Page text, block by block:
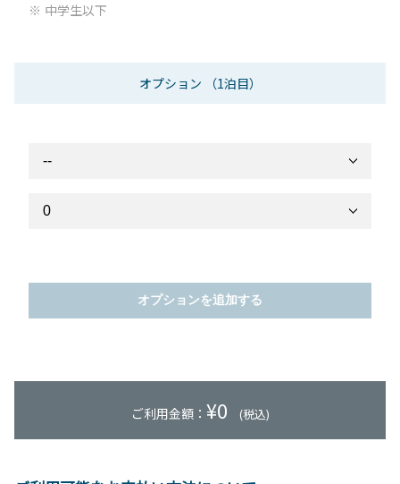
中学生以下
オプション （1泊目）
オプションを追加する
ご利用金額： ¥0 (税込)